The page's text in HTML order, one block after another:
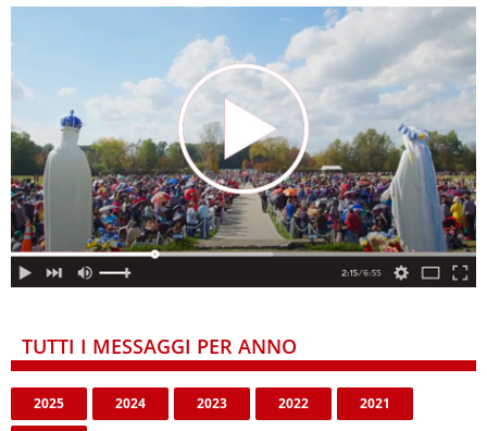
TUTTI I MESSAGGI PER ANNO
2025 2024 2023 2022 2021